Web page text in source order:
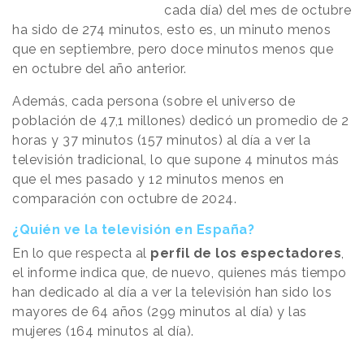
cada día) del mes de octubre
ha sido de 274 minutos, esto es, un minuto menos
que en septiembre, pero doce minutos menos que
en octubre del año anterior.
Además, cada persona (sobre el universo de
población de 47,1 millones) dedicó un promedio de 2
horas y 37 minutos (157 minutos) al día a ver la
televisión tradicional, lo que supone 4 minutos más
que el mes pasado y 12 minutos menos en
comparación con octubre de 2024.
¿Quién ve la televisión en España?
En lo que respecta al perfil de los espectadores,
el informe indica que, de nuevo, quienes más tiempo
han dedicado al día a ver la televisión han sido los
mayores de 64 años (299 minutos al día) y las
mujeres (164 minutos al día).